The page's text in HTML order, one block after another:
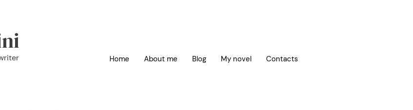
Home About me Blog My novel Contacts